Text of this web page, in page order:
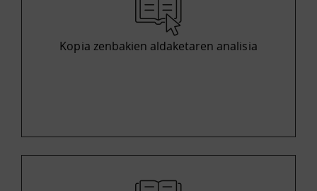
Kopia zenbakien aldaketaren analisia